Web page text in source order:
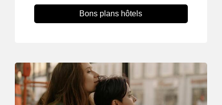
Bons plans hôtels